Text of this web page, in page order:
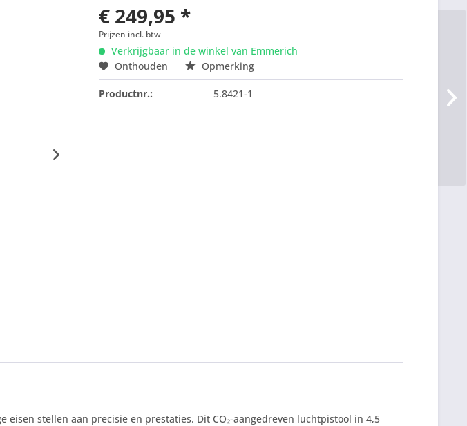
€ 249,95 *
Prijzen incl. btw
Verkrijgbaar in de winkel van Emmerich
Onthouden
Opmerking
Productnr.: 5.8421-1
stellen aan precisie en prestaties. Dit CO₂-aangedreven luchtpistool in 4,5